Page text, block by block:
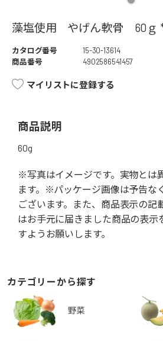
藻塩使用 やげん軟骨 60ｇ
カタログ番号
15-30-13614
商品番号
4902586541457
マイリストに登録する
商品説明
60g
※写真はイメージです。実物とは
ます。※パッケージ画像は予告な
ございます。また、商品表示の記
はお手元に届きました商品の表示
すようお願いします。
カテゴリーから探す